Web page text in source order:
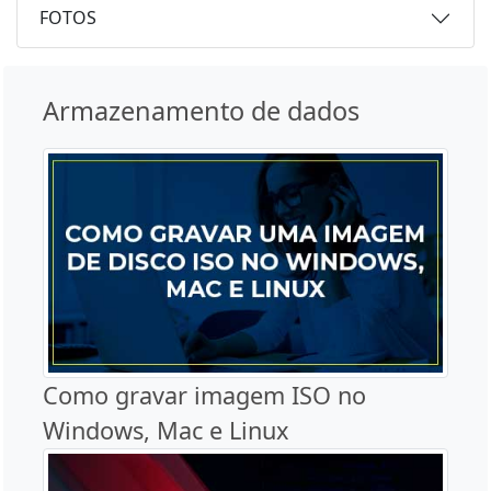
FOTOS
Armazenamento de dados
Como gravar imagem ISO no
Windows, Mac e Linux